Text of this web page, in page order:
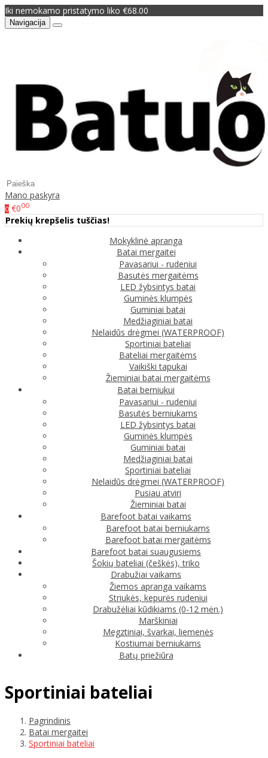
Iki nemokamo pristatymo liko €68.00
Navigacija
Mano paskyra
0 €000
Prekių krepšelis tuščias!
Mokyklinė apranga
Batai mergaitei
Pavasariui - rudeniui
Basutės mergaitėms
LED žybsintys batai
Guminės klumpės
Guminiai batai
Medžiaginiai batai
Nelaidūs drėgmei (WATERPROOF)
Sportiniai bateliai
Bateliai mergaitėms
Vaikiški tapukai
Žieminiai batai mergaitėms
Batai berniukui
Pavasariui - rudeniui
Basutės berniukams
LED žybsintys batai
Guminės klumpės
Guminiai batai
Medžiaginiai batai
Sportiniai bateliai
Nelaidūs drėgmei (WATERPROOF)
Pusiau atviri
Žieminiai batai
Barefoot batai vaikams
Barefoot batai berniukams
Barefoot batai mergaitėms
Barefoot batai suaugusiems
Šokių bateliai (češkės), triko
Drabužiai vaikams
Žiemos apranga vaikams
Striukės, kepurės rudeniui
Drabužėliai kūdikiams (0-12 mėn.)
Marškiniai
Megztiniai, švarkai, liemenės
Kostiumai berniukams
Batų priežiūra
Sportiniai bateliai
Pagrindinis
Batai mergaitei
Sportiniai bateliai